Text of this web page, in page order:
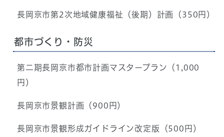
長岡京市第2次地域健康福祉（後期）計画（350円）
都市づくり・防災
第二期長岡京市都市計画マスタープラン（1,000
円）
長岡京市景観計画（900円）
長岡京市景観形成ガイドライン改定版（500円）